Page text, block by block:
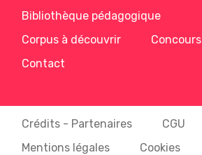
Bibliothèque pédagogique
Corpus à découvrir
Concours
Contact
Crédits - Partenaires
CGU
Mentions légales
Cookies